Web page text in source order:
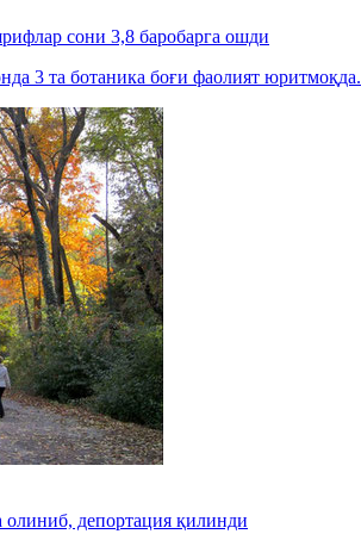
сони 3,8 баробарга ошди
3 та ботаника боғи фаолият юритмоқда.
депортация қилинди